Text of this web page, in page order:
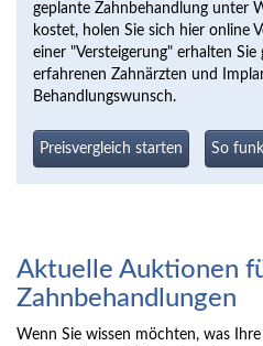
geplante Zahnbehandlung unter
kostet, holen Sie sich hier online
einer "Versteigerung" erhalten
erfahrenen Zahnärzten und
Behandlungswunsch.
Preisvergleich starten So
Aktuelle Auktionen
Zahnbehandlungen
Wenn Sie wissen möchten, was